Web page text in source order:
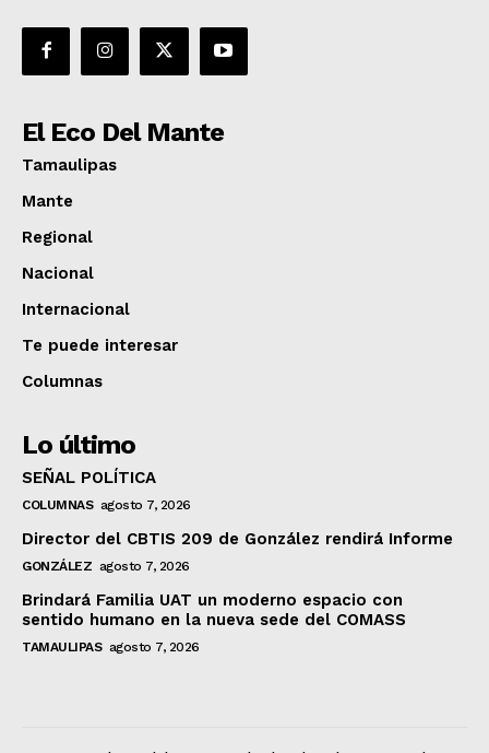
El Eco Del Mante
Tamaulipas
Mante
Regional
Nacional
Internacional
Te puede interesar
Columnas
Lo último
SEÑAL POLÍTICA
COLUMNAS agosto 7, 2026
Director del CBTIS 209 de González rendirá Informe
GONZÁLEZ agosto 7, 2026
Brindará Familia UAT un moderno espacio con
sentido humano en la nueva sede del COMASS
TAMAULIPAS agosto 7, 2026